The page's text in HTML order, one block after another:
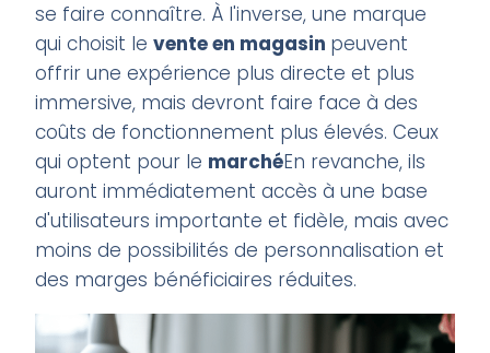
se faire connaître. À l'inverse, une marque
qui choisit levente en magasin peuvent
offrir une expérience plus directe et plus
immersive, mais devront faire face à des
coûts de fonctionnement plus élevés. Ceux
qui optent pour le marchéEn revanche, ils
auront immédiatement accès à une base
d'utilisateurs importante et fidèle, mais avec
moins de possibilités de personnalisation et
des marges bénéficiaires réduites.